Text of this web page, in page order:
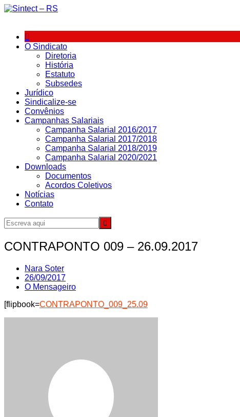
Ir
conteúdo
O Sindicato
Diretoria
História
Estatuto
Subsedes
Jurídico
Sindicalize-se
Convênios
Campanhas Salariais
Campanha Salarial 2016/2017
Campanha Salarial 2017/2018
Campanha Salarial 2018/2019
Campanha Salarial 2020/2021
Downloads
Documentos
Acordos Coletivos
Notícias
Contato
CONTRAPONTO 009 – 26.09.2017
Nara Soter
26/09/2017
O Mensageiro
[flipbook=CONTRAPONTO_009_25.09